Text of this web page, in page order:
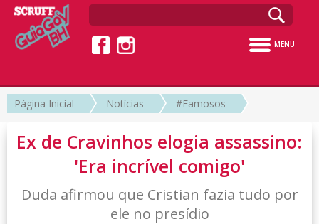
MENU
Página Inicial Notícias #Famosos
Ex de Cravinhos elogia assassino:
'Era incrível comigo'
Duda afirmou que Cristian fazia tudo por
ele no presídio